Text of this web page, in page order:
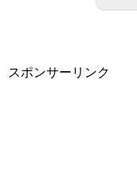
スポンサーリンク